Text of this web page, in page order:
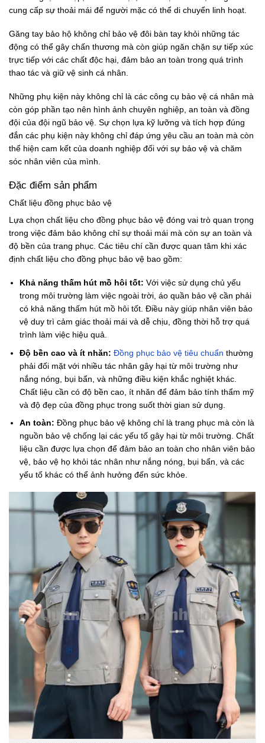
cung cấp sự thoải mái để người mặc có thể di chuyển linh hoạt.
Găng tay bảo hộ không chỉ bảo vệ đôi bàn tay khỏi những tác
động có thể gây chấn thương mà còn giúp ngăn chặn sự tiếp xúc
trực tiếp với các chất độc hại, đảm bảo an toàn trong quá trình
thao tác và giữ vệ sinh cá nhân.
Những phụ kiện này không chỉ là các công cụ bảo vệ cá nhân mà
còn góp phần tạo nên hình ảnh chuyên nghiệp, an toàn và đồng
đội của đội ngũ bảo vệ. Sự chọn lựa kỹ lưỡng và tích hợp đúng
đắn các phụ kiện này không chỉ đáp ứng yêu cầu an toàn mà còn
thể hiện cam kết của doanh nghiệp đối với sự bảo vệ và chăm
sóc nhân viên của mình.
Đặc điểm sản phẩm
Chất liệu đồng phục bảo vệ
Lựa chọn chất liệu cho đồng phục bảo vệ đóng vai trò quan trọng
trong việc đảm bảo không chỉ sự thoải mái mà còn sự an toàn và
độ bền của trang phục. Các tiêu chí cần được quan tâm khi xác
định chất liệu cho đồng phục bảo vệ bao gồm:
Khả năng thấm hút mồ hôi tốt: Với việc sử dụng chủ yếu
trong môi trường làm việc ngoài trời, áo quần bảo vệ cần phải
có khả năng thấm hút mồ hôi tốt. Điều này giúp nhân viên bảo
vệ duy trì cảm giác thoải mái và dễ chịu, đồng thời hỗ trợ quá
trình làm việc hiệu quả.
Độ bền cao và ít nhăn: Đồng phục bảo vệ tiêu chuẩn thường
phải đối mặt với nhiều tác nhân gây hại từ môi trường như
nắng nóng, bụi bẩn, và những điều kiện khắc nghiệt khác.
Chất liệu cần có độ bền cao, ít nhăn để đảm bảo tính thẩm mỹ
và độ đẹp của đồng phục trong suốt thời gian sử dụng.
An toàn: Đồng phục bảo vệ không chỉ là trang phục mà còn là
nguồn bảo vệ chống lại các yếu tố gây hại từ môi trường. Chất
liệu cần được lựa chọn để đảm bảo an toàn cho nhân viên bảo
vệ, bảo vệ họ khỏi tác nhân như nắng nóng, bụi bẩn, và các
yếu tố khác có thể ảnh hưởng đến sức khỏe.